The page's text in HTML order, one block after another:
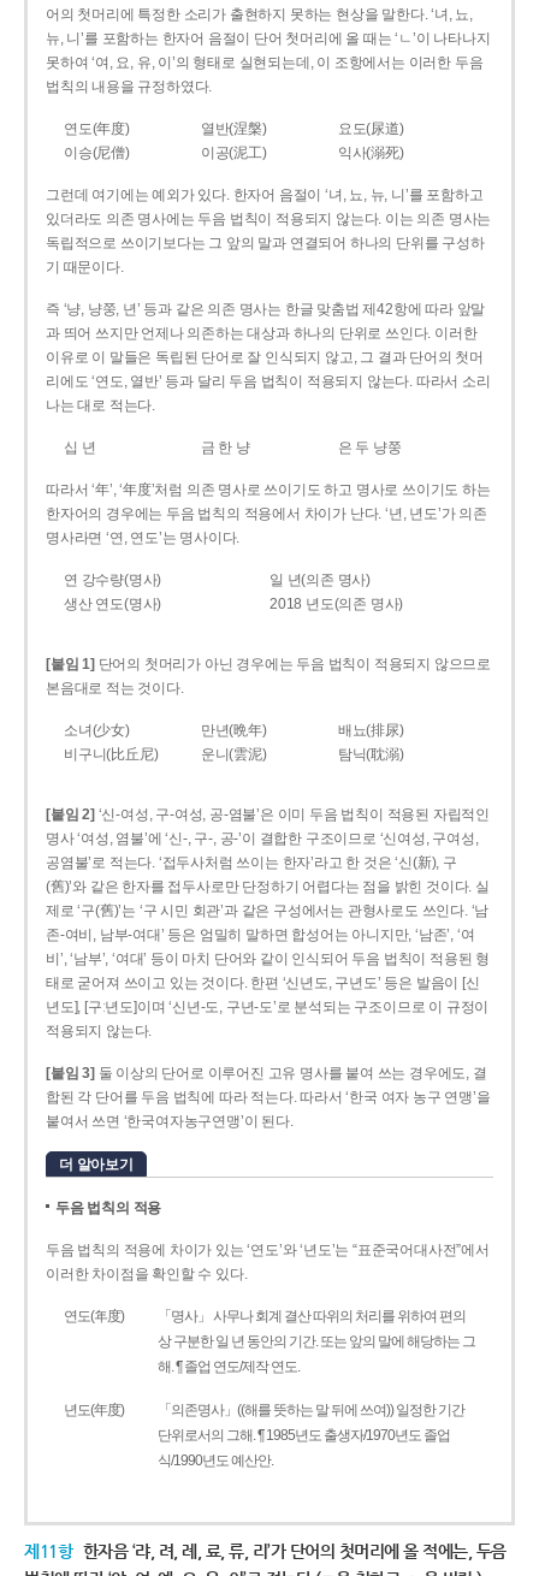
어의 첫머리에 특정한 소리가 출현하지 못하는 현상을 말한다. ‘녀, 뇨,
뉴, 니’를 포함하는 한자어 음절이 단어 첫머리에 올 때는 ‘ㄴ’이 나타나지
못하여 ‘여, 요, 유, 이’의 형태로 실현되는데, 이 조항에서는 이러한 두음
법칙의 내용을 규정하였다.
연도(年度) 열반(涅槃)
요도(尿道)
이승(尼僧)
이공(泥工) 익사(溺死)
그런데 여기에는 예외가 있다. 한자어 음절이 ‘녀, 뇨, 뉴, 니’를 포함하고
있더라도 의존 명사에는 두음 법칙이 적용되지 않는다. 이는 의존 명사는
독립적으로 쓰이기보다는 그 앞의 말과 연결되어 하나의 단위를 구성하
기 때문이다.
즉 ‘냥, 냥쭝, 년’ 등과 같은 의존 명사는 한글 맞춤법 제42항에 따라 앞말
과 띄어 쓰지만 언제나 의존하는 대상과 하나의 단위로 쓰인다. 이러한
이유로 이 말들은 독립된 단어로 잘 인식되지 않고, 그 결과 단어의 첫머
리에도 ‘연도, 열반’ 등과 달리 두음 법칙이 적용되지 않는다. 따라서 소리
나는 대로 적는다.
십 년 금 한 냥 은 두 냥쭝
따라서 ‘年’, ‘年度’처럼 의존 명사로 쓰이기도 하고 명사로 쓰이기도 하는
한자어의 경우에는 두음 법칙의 적용에서 차이가 난다. ‘년, 년도’가 의존
명사라면 ‘연, 연도’는 명사이다.
연 강수량(명사)
일 년(의존 명사)
생산 연도(명사)
2018 년도(의존 명사)
[붙임 1] 단어의 첫머리가 아닌 경우에는 두음 법칙이 적용되지 않으므로
본음대로 적는 것이다.
소녀(少女) 만년(晩年)
배뇨(排尿)
비구니(比丘尼)
운니(雲泥) 탐닉(耽溺)
[붙임 2] ‘신-여성, 구-여성, 공-염불’은 이미 두음 법칙이 적용된 자립적인
명사 ‘여성, 염불’에 ‘신-, 구-, 공-’이 결합한 구조이므로 ‘신여성, 구여성,
공염불’로 적는다. ‘접두사처럼 쓰이는 한자’라고 한 것은 ‘신(新), 구
(舊)’와 같은 한자를 접두사로만 단정하기 어렵다는 점을 밝힌 것이다. 실
제로 ‘구(舊)’는 ‘구 시민 회관’과 같은 구성에서는 관형사로도 쓰인다. ‘남
존­-여비, 남부-­여대’ 등은 엄밀히 말하면 합성어는 아니지만, ‘남존’, ‘여
비’, ‘남부’, ‘여대’ 등이 마치 단어와 같이 인식되어 두음 법칙이 적용된 형
태로 굳어져 쓰이고 있는 것이다. 한편 ‘신년도, 구년도’ 등은 발음이 [신
년도], [구ː년도]이며 ‘신년­-도, 구년-­도’로 분석되는 구조이므로 이 규정이
적용되지 않는다.
[붙임 3] 둘 이상의 단어로 이루어진 고유 명사를 붙여 쓰는 경우에도, 결
합된 각 단어를 두음 법칙에 따라 적는다. 따라서 ‘한국 여자 농구 연맹’을
붙여서 쓰면 ‘한국여자농구연맹’이 된다.
더 알아보기
두음 법칙의 적용
두음 법칙의 적용에 차이가 있는 ‘연도’와 ‘년도’는 “표준국어대사전”에서
이러한 차이점을 확인할 수 있다.
연도(年度)
「명사」 사무나 회계 결산 따위의 처리를 위하여 편의
상 구분한 일 년 동안의 기간. 또는 앞의 말에 해당하는 그
해. ¶ 졸업 연도/제작 연도.
년도(年度)
「의존명사」((해를 뜻하는 말 뒤에 쓰여)) 일정한 기간
단위로서의 그해. ¶ 1985년도 출생자/1970년도 졸업
식/1990년도 예산안.
제11항 한자음 ‘랴, 려, 례, 료, 류, 리’가 단어의 첫머리에 올 적에는, 두음